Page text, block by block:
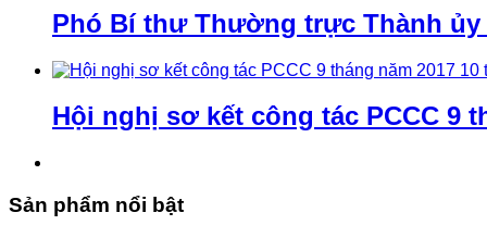
Phó Bí thư Thường trực Thành ủy
Hội nghị sơ kết công tác PCCC 9
Sản phẩm nổi bật